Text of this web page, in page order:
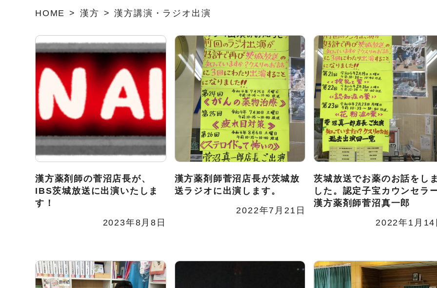
HOME 漢方 漢方講演・ラジオ出演
漢方薬剤師の菅沼店長が、
IBS茨城放送に出演いたしま
す！
2023年8月8日
漢方薬剤師菅沼店長が茨城放
送ラジオに出演します。
2022年7月21日
茨城放送でお薬のお話をし
した。認定子宝カウンセラ
漢方薬剤師菅沼真一郎
2022年1月14